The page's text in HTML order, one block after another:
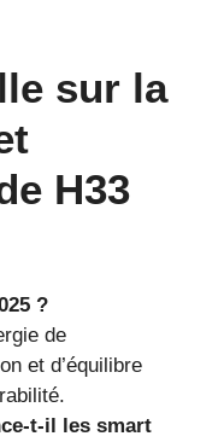
sur la
H33
?
de
et d’équilibre
t-il les smart